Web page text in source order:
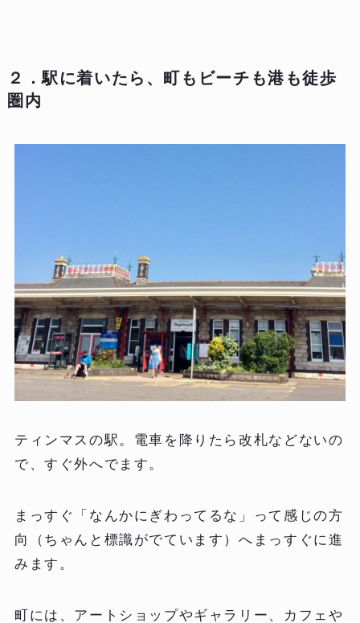
２．駅に着いたら、町もビーチも港も徒歩
圏内
ティンマスの駅。電車を降りたら改札などないの
で、すぐ外へでます。
まっすぐ「なんかにぎわってるな」って感じの方
向（ちゃんと標識がでています）へまっすぐに進
みます。
町には、アートショップやギャラリー、カフェや